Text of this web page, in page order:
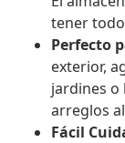
tener
Perfecto
exterior,
jardines o
arreglos
Fácil